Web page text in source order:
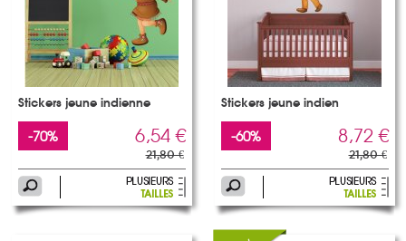
Stickers jeune indienne
-70% 6,54 €
21,80 €
Stickers jeune indien
-60% 8,72 €
21,80 €